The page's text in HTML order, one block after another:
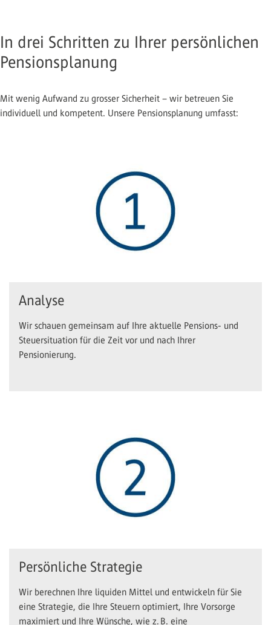
In drei Schritten zu Ihrer persönlichen
Pensionsplanung
Mit wenig Aufwand zu grosser Sicherheit – wir betreuen Sie
individuell und kompetent. Unsere Pensionsplanung umfasst:
Analyse
Wir schauen gemeinsam auf Ihre aktuelle Pensions- und
Steuersituation für die Zeit vor und nach Ihrer
Pensionierung.
Persönliche Strategie
Wir berechnen Ihre liquiden Mittel und entwickeln für Sie
eine Strategie, die Ihre Steuern optimiert, Ihre Vorsorge
maximiert und Ihre Wünsche, wie z. B. eine